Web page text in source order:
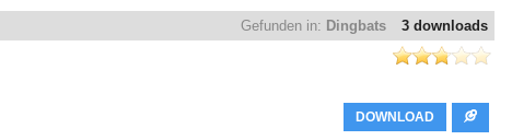
3 downloads
Gefunden in: Dingbats
DOWNLOAD